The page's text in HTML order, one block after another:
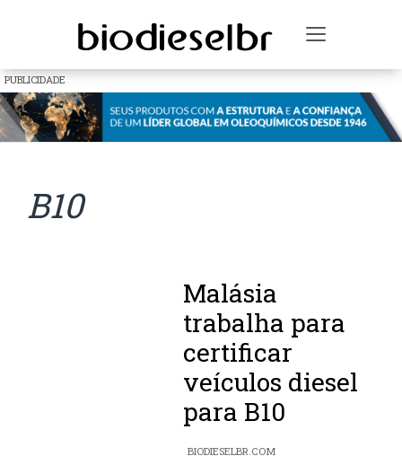
Toggle
PUBLICIDADE
B10
Malásia
trabalha para
certificar
veículos diesel
para B10
BIODIESELBR.COM